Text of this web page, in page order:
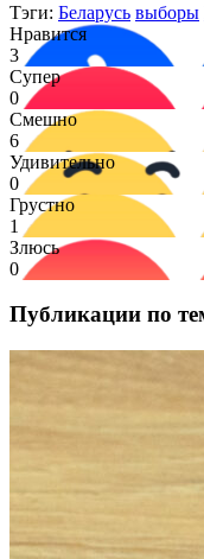
Тэги: Беларусь выборы
Нравится
3
Супер
0
Смешно
6
Удивительно
0
Грустно
1
Злюсь
0
Публикации по